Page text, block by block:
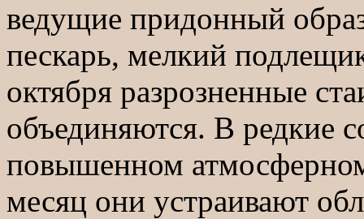
ведущие придонный
пескарь, мелкий
октября разрозненные
объединяются. В редкие
повышенном
месяц они устраивают